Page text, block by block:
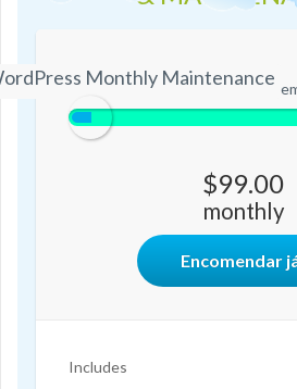
Monthly Maintenance
WordPress Monthly Maintenance
$99.00
monthly
Encomendar
Includes